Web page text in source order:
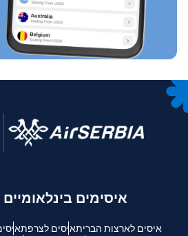
איסימים בינלאומיים
איסים לארצות הבריתאיסים לצרפת